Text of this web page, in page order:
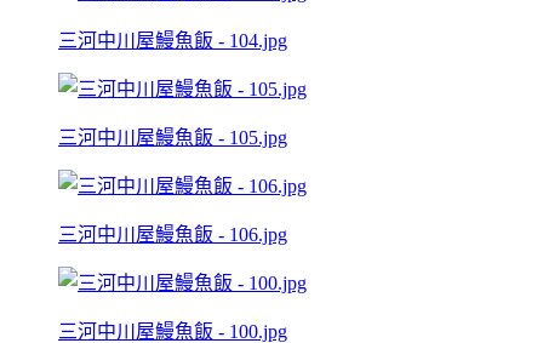
三河中川屋鰻魚飯 - 104.jpg
三河中川屋鰻魚飯 - 105.jpg
三河中川屋鰻魚飯 - 106.jpg
三河中川屋鰻魚飯 - 100.jpg